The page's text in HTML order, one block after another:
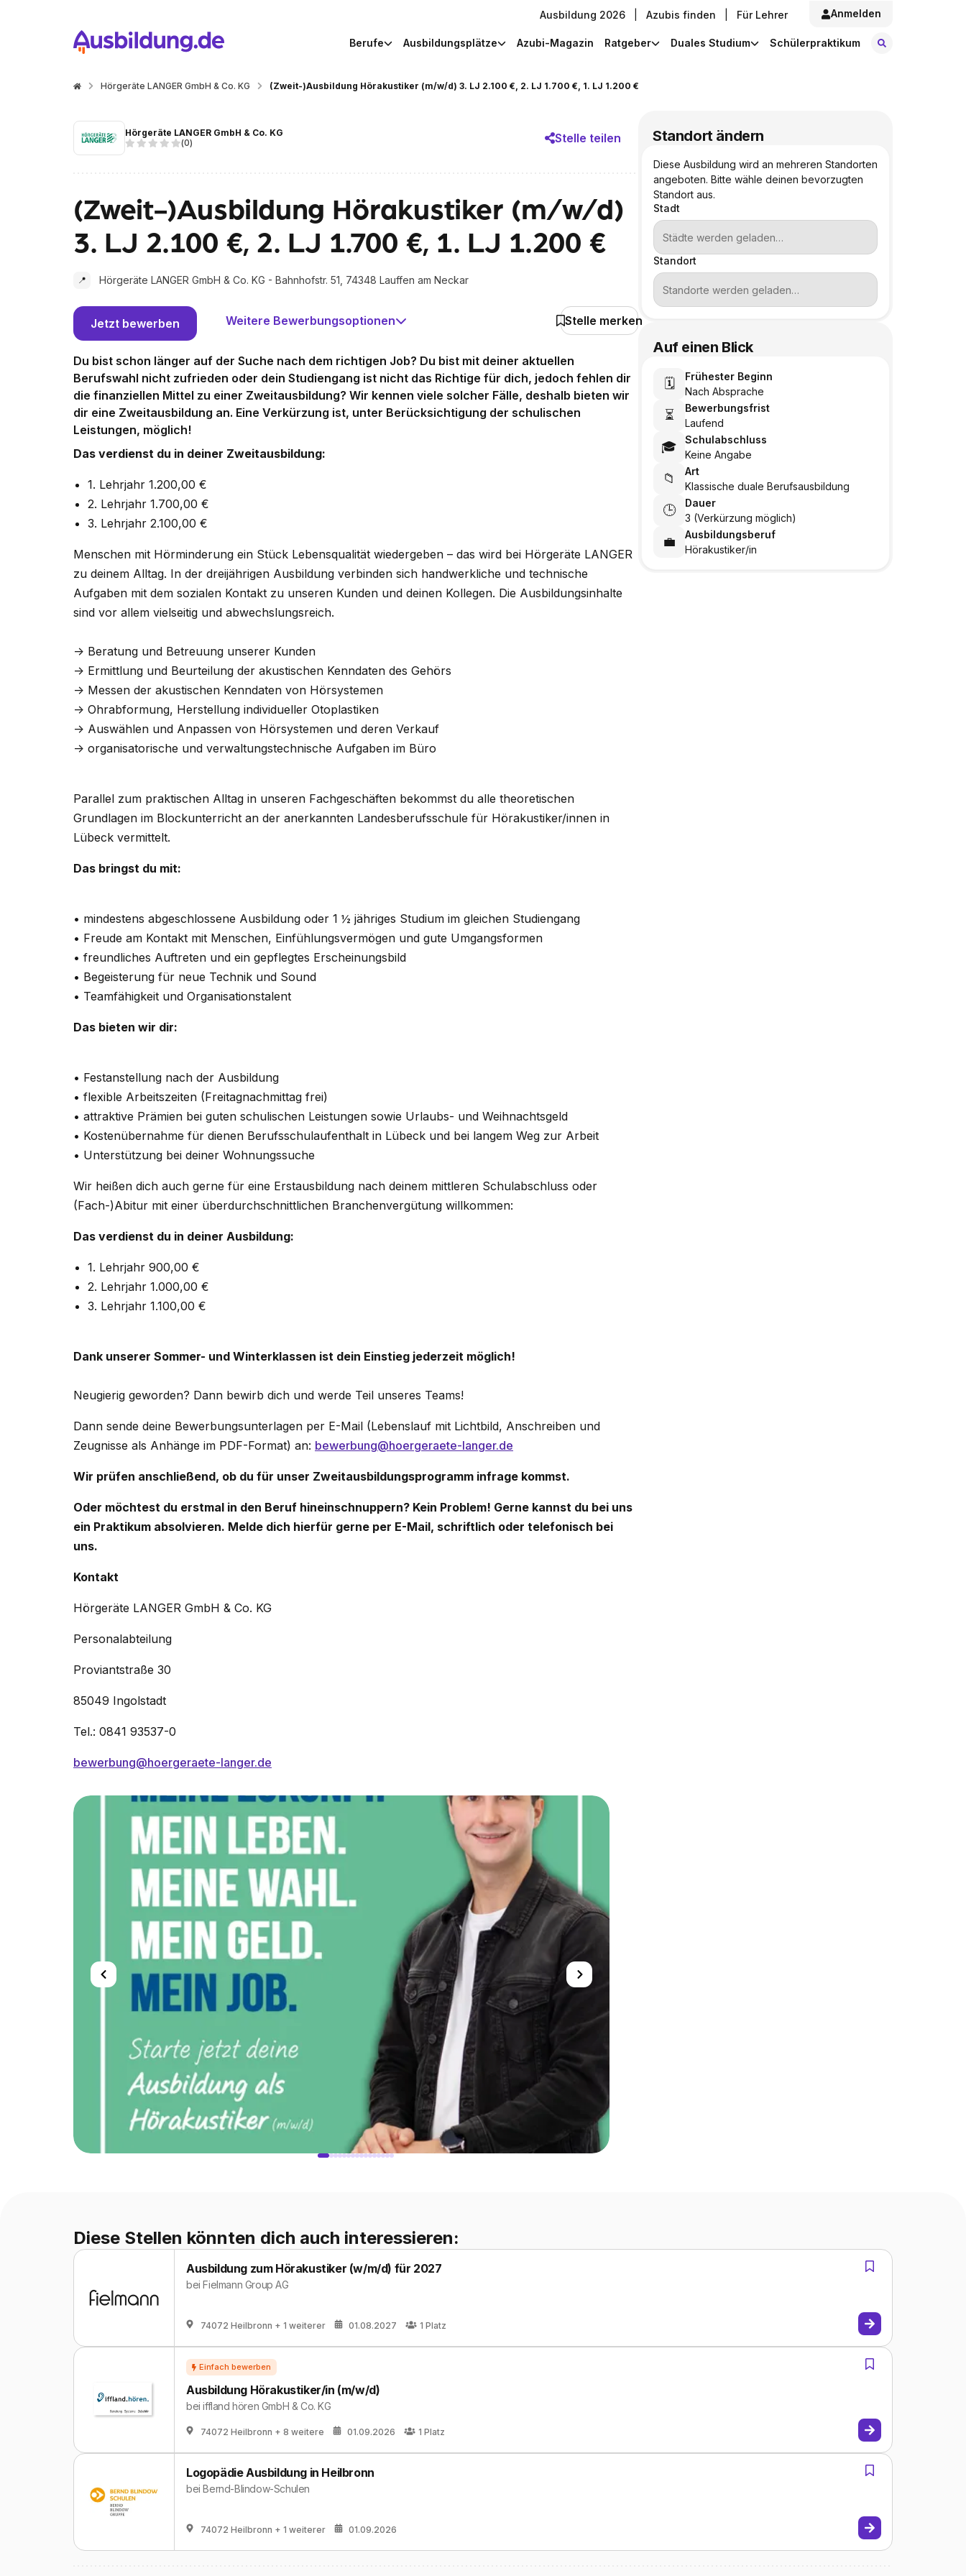
Ausbildung 2026 Azubis finden Für Lehrer Anmelden
Berufe Ausbildungsplätze Azubi-Magazin Ratgeber Duales Studium Schülerpraktikum
Hörgeräte LANGER GmbH & Co. KG (Zweit-)Ausbildung Hörakustiker (m/w/d) 3. LJ 2.100 €, 2. LJ 1.700 €, 1. LJ 1.200 €
Hörgeräte LANGER GmbH & Co. KG
(0) Stelle teilen
(Zweit-)Ausbildung Hörakustiker (m/w/d)
3. LJ 2.100 €, 2. LJ 1.700 €, 1. LJ 1.200 €
📍 Hörgeräte LANGER GmbH & Co. KG - Bahnhofstr. 51, 74348 Lauffen am Neckar
Jetzt bewerben Weitere Bewerbungsoptionen Stelle merken
Du bist schon länger auf der Suche nach dem richtigen Job? Du bist mit deiner aktuellen
Berufswahl nicht zufrieden oder dein Studiengang ist nicht das Richtige für dich, jedoch fehlen dir
die finanziellen Mittel zu einer Zweitausbildung? Wir kennen viele solcher Fälle, deshalb bieten wir
dir eine Zweitausbildung an. Eine Verkürzung ist, unter Berücksichtigung der schulischen
Leistungen, möglich!
Das verdienst du in deiner Zweitausbildung:
1. Lehrjahr 1.200,00 €
2. Lehrjahr 1.700,00 €
3. Lehrjahr 2.100,00 €
Menschen mit Hörminderung ein Stück Lebensqualität wiedergeben – das wird bei Hörgeräte LANGER
zu deinem Alltag. In der dreijährigen Ausbildung verbinden sich handwerkliche und technische
Aufgaben mit dem sozialen Kontakt zu unseren Kunden und deinen Kollegen. Die Ausbildungsinhalte
sind vor allem vielseitig und abwechslungsreich.
-> Beratung und Betreuung unserer Kunden
-> Ermittlung und Beurteilung der akustischen Kenndaten des Gehörs
-> Messen der akustischen Kenndaten von Hörsystemen
-> Ohrabformung, Herstellung individueller Otoplastiken
-> Auswählen und Anpassen von Hörsystemen und deren Verkauf
-> organisatorische und verwaltungstechnische Aufgaben im Büro
Parallel zum praktischen Alltag in unseren Fachgeschäften bekommst du alle theoretischen
Grundlagen im Blockunterricht an der anerkannten Landesberufsschule für Hörakustiker/innen in
Lübeck vermittelt.
Das bringst du mit:
• mindestens abgeschlossene Ausbildung oder 1 ½ jähriges Studium im gleichen Studiengang
• Freude am Kontakt mit Menschen, Einfühlungsvermögen und gute Umgangsformen
• freundliches Auftreten und ein gepflegtes Erscheinungsbild
• Begeisterung für neue Technik und Sound
• Teamfähigkeit und Organisationstalent
Das bieten wir dir:
• Festanstellung nach der Ausbildung
• flexible Arbeitszeiten (Freitagnachmittag frei)
• attraktive Prämien bei guten schulischen Leistungen sowie Urlaubs- und Weihnachtsgeld
• Kostenübernahme für dienen Berufsschulaufenthalt in Lübeck und bei langem Weg zur Arbeit
• Unterstützung bei deiner Wohnungssuche
Wir heißen dich auch gerne für eine Erstausbildung nach deinem mittleren Schulabschluss oder
(Fach-)Abitur mit einer überdurchschnittlichen Branchenvergütung willkommen:
Das verdienst du in deiner Ausbildung:
1. Lehrjahr 900,00 €
2. Lehrjahr 1.000,00 €
3. Lehrjahr 1.100,00 €
Dank unserer Sommer- und Winterklassen ist dein Einstieg jederzeit möglich!
Neugierig geworden? Dann bewirb dich und werde Teil unseres Teams!
Dann sende deine Bewerbungsunterlagen per E-Mail (Lebenslauf mit Lichtbild, Anschreiben und
Zeugnisse als Anhänge im PDF-Format) an: bewerbung@hoergeraete-langer.de
Wir prüfen anschließend, ob du für unser Zweitausbildungsprogramm infrage kommst.
Oder möchtest du erstmal in den Beruf hineinschnuppern? Kein Problem! Gerne kannst du bei uns
ein Praktikum absolvieren. Melde dich hierfür gerne per E-Mail, schriftlich oder telefonisch bei
uns.
Kontakt
Hörgeräte LANGER GmbH & Co. KG
Personalabteilung
Proviantstraße 30
85049 Ingolstadt
Tel.: 0841 93537-0
bewerbung@hoergeraete-langer.de
Standort ändern
Diese Ausbildung wird an mehreren Standorten
angeboten. Bitte wähle deinen bevorzugten
Standort aus.
Stadt
Standort
Auf einen Blick
🗓️
Frühester Beginn
Nach Absprache
⏳
Bewerbungsfrist
Laufend
🎓
Schulabschluss
Keine Angabe
📁
Art
Klassische duale Berufsausbildung
🕒
Dauer
3 (Verkürzung möglich)
💼
Ausbildungsberuf
Hörakustiker/in
Diese Stellen könnten dich auch interessieren:
Ausbildung zum Hörakustiker (w/m/d) für 2027
beiFielmann Group AG
74072 Heilbronn + 1 weiterer 01.08.2027 1 Platz
Ausbildung Hörakustiker/in (m/w/d)
beiiffland hören GmbH & Co. KG
74072 Heilbronn + 8 weitere 01.09.2026 1 Platz
Logopädie Ausbildung in Heilbronn
beiBernd-Blindow-Schulen
74072 Heilbronn + 1 weiterer 01.09.2026